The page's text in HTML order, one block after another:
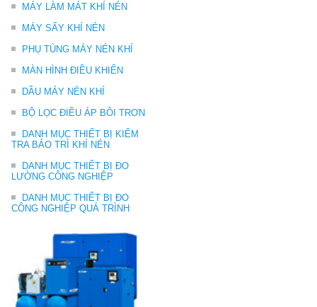
MÁY LÀM MÁT KHÍ NÉN
MÁY SẤY KHÍ NÉN
PHỤ TÙNG MÁY NÉN KHÍ
MÀN HÌNH ĐIỀU KHIỂN
DẦU MÁY NÉN KHÍ
BỘ LỌC ĐIỀU ÁP BÔI TRƠN
DANH MỤC THIẾT BỊ KIỂM
TRA BẢO TRÌ KHÍ NÉN
DANH MỤC THIẾT BỊ ĐO
LƯỜNG CÔNG NGHIỆP
DANH MỤC THIẾT BỊ ĐO
CÔNG NGHIỆP QUÁ TRÌNH